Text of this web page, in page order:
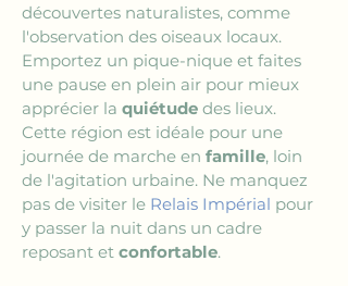
découvertes naturalistes, comme
l'observation des oiseaux locaux.
Emportez un pique-nique et faites
une pause en plein air pour mieux
apprécier la quiétude des lieux.
Cette région est idéale pour une
journée de marche en famille, loin
de l'agitation urbaine. Ne manquez
pas de visiter le Relais Impérial pour
y passer la nuit dans un cadre
reposant et confortable.